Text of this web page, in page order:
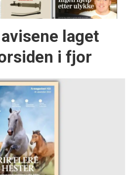
laget
i fjor